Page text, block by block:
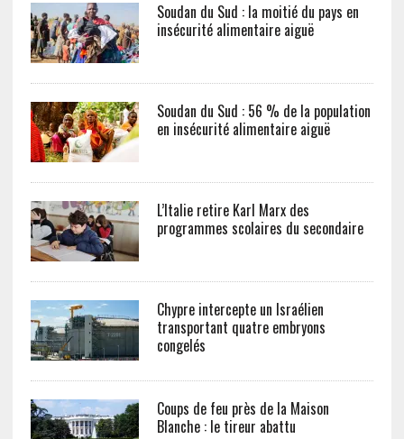
Soudan du Sud : la moitié du pays en
insécurité alimentaire aiguë
Soudan du Sud : 56 % de la population
en insécurité alimentaire aiguë
L’Italie retire Karl Marx des
programmes scolaires du secondaire
Chypre intercepte un Israélien
transportant quatre embryons
congelés
Coups de feu près de la Maison
Blanche : le tireur abattu